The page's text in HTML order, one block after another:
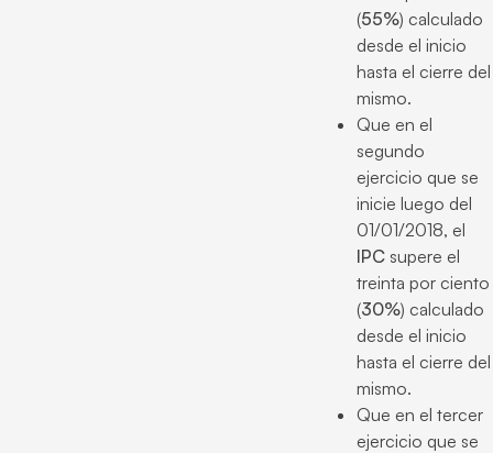
(55%) calculado
desde el inicio
hasta el cierre del
mismo.
Que en el
segundo
ejercicio que se
inicie luego del
01/01/2018, el
IPC supere el
treinta por ciento
(30%) calculado
desde el inicio
hasta el cierre del
mismo.
Que en el tercer
ejercicio que se